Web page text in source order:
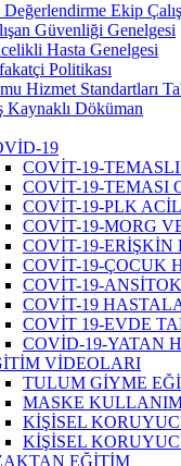
Ekip
Güvenliği Genelgesi
Hasta Genelgesi
Politikası
Hizmet Standartları
Kaynaklı Döküman
19
COVİT-19-
COVİT-19-TEMASI
COVİT-19-PLK
COVİT-19-MORG
COVİT-19-ERİŞKİN
COVİT-19-ÇOCUK
COVİT-19-
COVİT-19
COVİT 19-EVDE
COVİD-19-YATAN
VİDEOLARI
TULUM GİYME
MASKE
KİŞİSEL
KİŞİSEL
EĞİTİM